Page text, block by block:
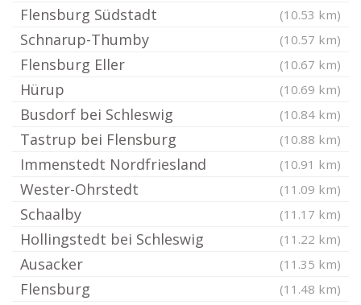
Flensburg Südstadt (10.53 km)
Schnarup-Thumby (10.57 km)
Flensburg Eller (10.67 km)
Hürup (10.69 km)
Busdorf bei Schleswig (10.84 km)
Tastrup bei Flensburg (10.88 km)
Immenstedt Nordfriesland (10.91 km)
Wester-Ohrstedt (11.09 km)
Schaalby (11.17 km)
Hollingstedt bei Schleswig (11.22 km)
Ausacker (11.35 km)
Flensburg (11.48 km)